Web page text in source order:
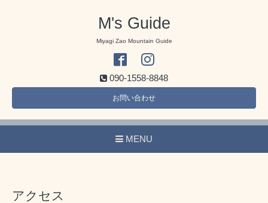
M's Guide
Miyagi Zao Mountain Guide
090-1558-8848
お問い合わせ
MENU
アクセス